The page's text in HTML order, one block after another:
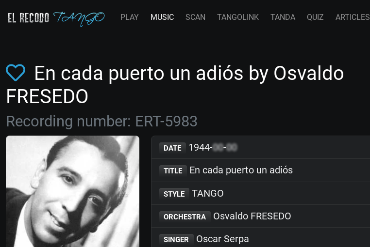
PLAY MUSIC SCAN TANGOLINK TANDA QUIZ ARTICLES
En cada puerto un adiós by Osvaldo
FRESEDO
Recording number: ERT-5983
DATE 1944-00-00
TITLE En cada puerto un adiós
STYLE TANGO
ORCHESTRA Osvaldo FRESEDO
SINGER Oscar Serpa